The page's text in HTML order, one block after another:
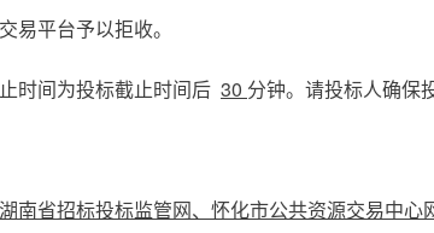
易平台予以拒收。
时间为投标截止时间后 30 分钟。请投标人确保
湖南省招标投标监管网、怀化市公共资源交易中心